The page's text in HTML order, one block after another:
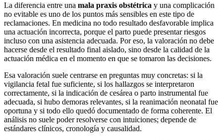
La diferencia entre una mala praxis obstétrica y una complicación
no evitable es uno de los puntos más sensibles en este tipo de
reclamaciones. En medicina no todo resultado desfavorable implica
una actuación incorrecta, porque el parto puede presentar riesgos
incluso con una asistencia adecuada. Por eso, la valoración no debe
hacerse desde el resultado final aislado, sino desde la calidad de la
actuación médica en el momento en que se tomaron las decisiones.
Esa valoración suele centrarse en preguntas muy concretas: si la
vigilancia fetal fue suficiente, si los hallazgos se interpretaron
correctamente, si la indicación de cesárea o parto instrumental fue
adecuada, si hubo demoras relevantes, si la reanimación neonatal fue
oportuna y si todo ello quedó documentado de forma coherente. El
análisis no suele poder resolverse con intuiciones; depende de
estándares clínicos, cronología y causalidad.